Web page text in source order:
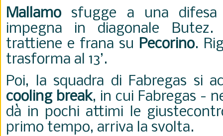
Mallamosfugge a una difesa
impegna in diagonale
trattiene e frana su Pecorino.
trasforma al 13’.
Poi, la squadra di Fabregas si
cooling break, in cui Fabregas -
dà in pochi attimi le
primo tempo, arriva la svolta.